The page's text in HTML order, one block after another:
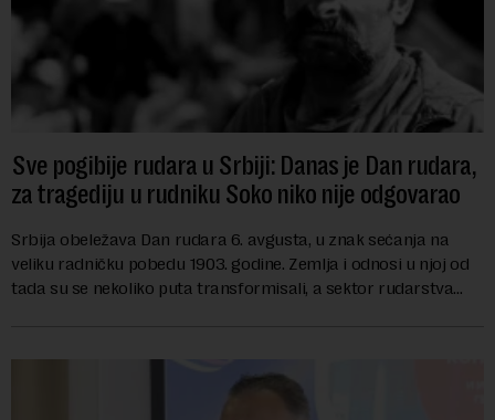
Sve pogibije rudara u Srbiji: Danas je Dan rudara,
za tragediju u rudniku Soko niko nije odgovarao
Srbija obeležava Dan rudara 6. avgusta, u znak sećanja na
veliku radničku pobedu 1903. godine. Zemlja i odnosi u njoj od
tada su se nekoliko puta transformisali, a sektor rudarstva